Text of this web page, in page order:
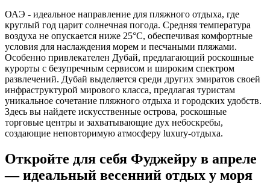
ОАЭ - идеальное направление для пляжного отдыха, где
круглый год царит солнечная погода. Средняя температура
воздуха не опускается ниже 25°C, обеспечивая комфортные
условия для наслаждения морем и песчаными пляжами.
Особенно привлекателен Дубай, предлагающий роскошные
курорты с безупречным сервисом и широким спектром
развлечений. Дубай выделяется среди других эмиратов своей
инфраструктурой мирового класса, предлагая туристам
уникальное сочетание пляжного отдыха и городских удобств.
Здесь вы найдете искусственные острова, роскошные
торговые центры и захватывающие дух небоскребы,
создающие неповторимую атмосферу luxury-отдыха.
Откройте для себя Фуджейру в апреле
— идеальный весенний отдых у моря